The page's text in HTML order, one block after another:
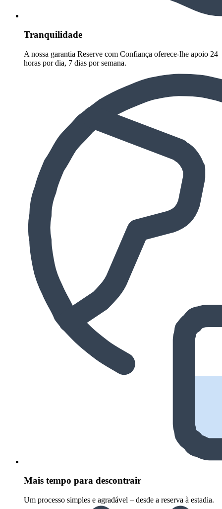
Tranquilidade
A nossa garantia Reserve com Confiança oferece-lhe apoio 24
horas por dia, 7 dias por semana.
Mais tempo para descontrair
Um processo simples e agradável – desde a reserva à estadia.